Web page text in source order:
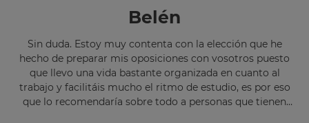
Belén
Sin duda. Estoy muy contenta con la elección que he
hecho de preparar mis oposiciones con vosotros puesto
que llevo una vida bastante organizada en cuanto al
trabajo y facilitáis mucho el ritmo de estudio, es por eso
que lo recomendaría sobre todo a personas que tienen